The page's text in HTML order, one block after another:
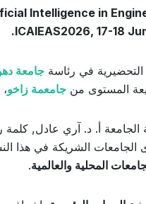
Intelligence in
ICAIEAS2026, 17-18
التحضيرية في رئاسة جامعة
المستوى من جامعمة زاخو،
أ. د. آري عادل, كلمة
الجامعات الشريكة في هذا
المحلية والعالمية.